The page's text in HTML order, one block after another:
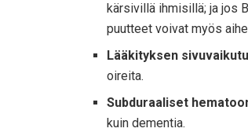
kärsivillä ihmisillä; ja jos
puutteet voivat myös
Lääkityksen
oireita.
Subduraaliset
kuin dementia.